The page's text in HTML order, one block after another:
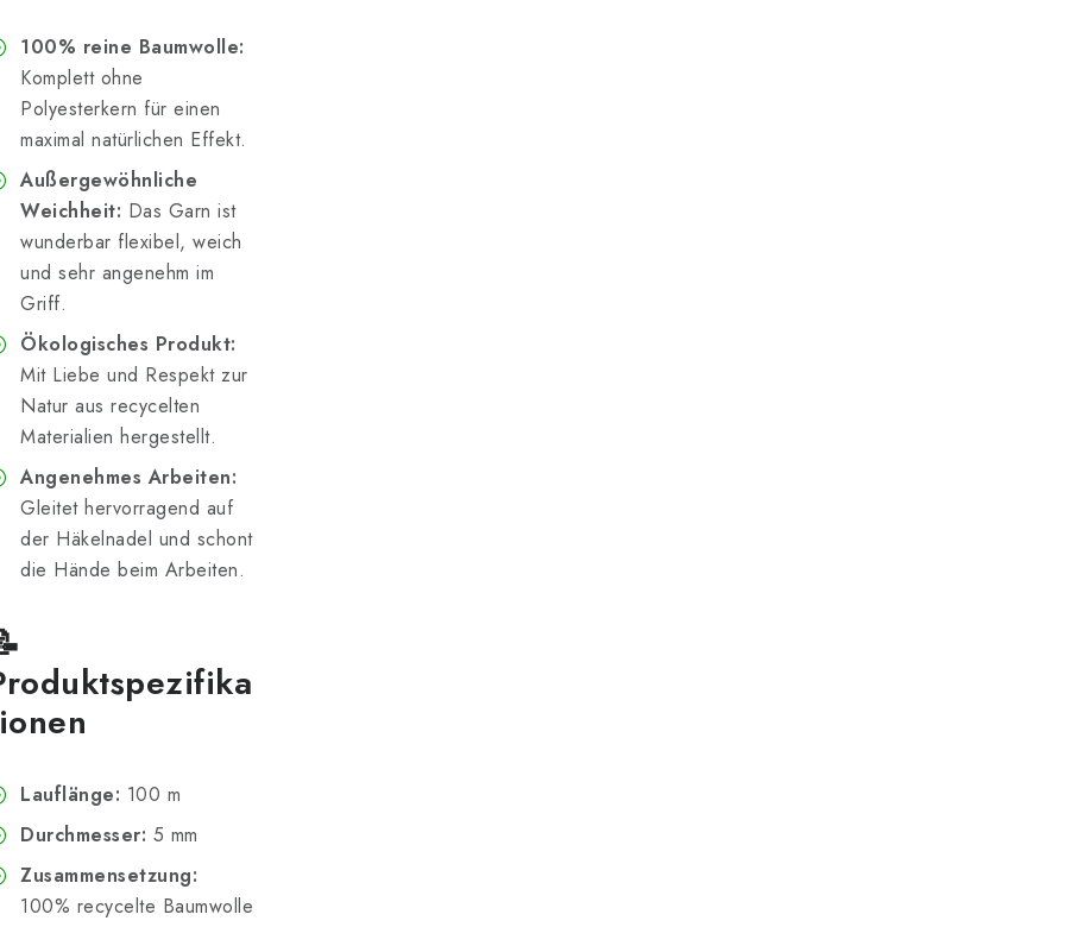
100% reine Baumwolle:
Komplett ohne
Polyesterkern für einen
maximal natürlichen Effekt.
Außergewöhnliche
Weichheit: Das Garn ist
wunderbar flexibel, weich
und sehr angenehm im
Griff.
Ökologisches Produkt:
Mit Liebe und Respekt zur
Natur aus recycelten
Materialien hergestellt.
Angenehmes Arbeiten:
Gleitet hervorragend auf
der Häkelnadel und schont
die Hände beim Arbeiten.
Lauflänge: 100 m
Durchmesser: 5 mm
Zusammensetzung:
100% recycelte Baumwolle